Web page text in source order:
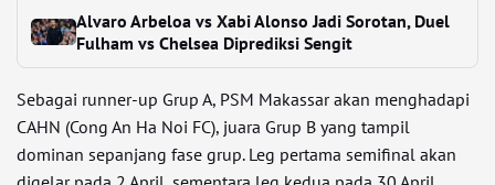
Alvaro Arbeloa vs Xabi Alonso Jadi Sorotan, Duel
Fulham vs Chelsea Diprediksi Sengit
Sebagai runner-up Grup A, PSM Makassar akan menghadapi
CAHN (Cong An Ha Noi FC), juara Grup B yang tampil
dominan sepanjang fase grup. Leg pertama semifinal akan